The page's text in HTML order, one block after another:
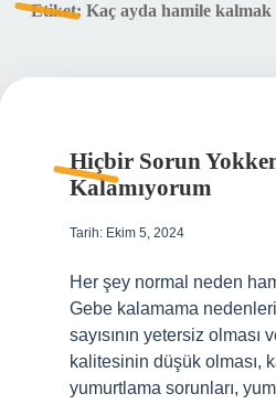
Etiket: Kaç ayda hamile
Hiçbir Sorun
Kalamıyorum
Tarih: Ekim 5, 2024
Her şey normal neden
Gebe kalamama
sayısının yetersiz olması
kalitesinin düşük olması,
yumurtlama sorunları,